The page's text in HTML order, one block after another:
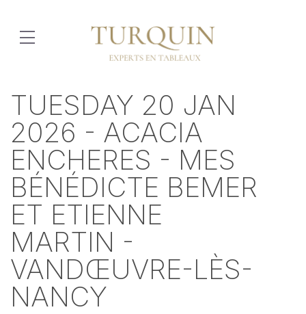
TUESDAY 20 JAN
2026 - ACACIA
ENCHERES - MES
BÉNÉDICTE BEMER
ET ETIENNE
MARTIN -
VANDŒUVRE-LÈS-
NANCY